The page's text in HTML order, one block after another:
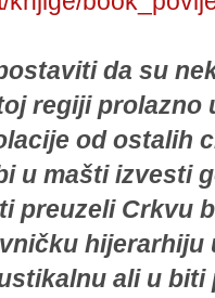
da su
regiji
od ostalih
u mašti izvesti
preuzeli Crkvu
ali u